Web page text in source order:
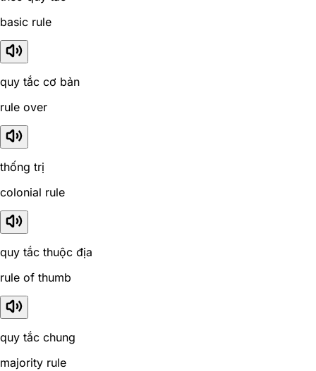
basic rule
quy tắc cơ bản
rule over
thống trị
colonial rule
quy tắc thuộc địa
rule of thumb
quy tắc chung
majority rule